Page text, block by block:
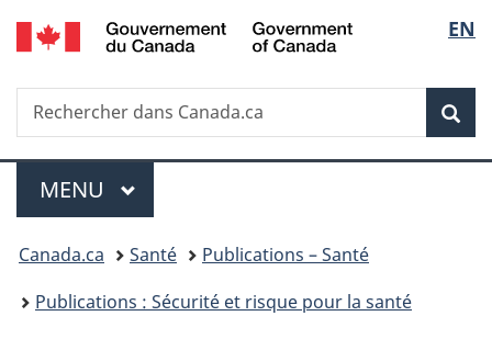
Passer
au
principal
Passer
à
Au
du
Passer
à
version
simplifiée
de
la
EN
Recherche
Rechercher
dans
Menu
MENU PRINCIPAL
Vous
êtes
Canada.ca Santé
Publications – Santé
Publications : Sécurité et risque pour la santé